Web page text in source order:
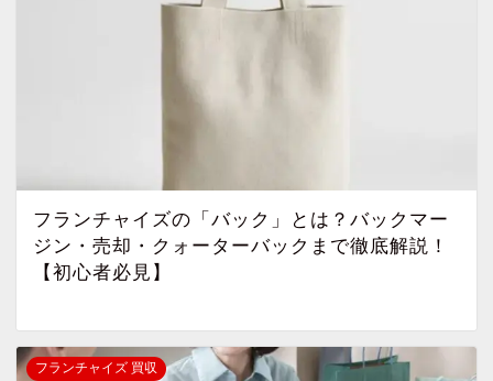
フランチャイズの「バック」とは？バックマー
ジン・売却・クォーターバックまで徹底解説！
【初心者必見】
フランチャイズ 買収